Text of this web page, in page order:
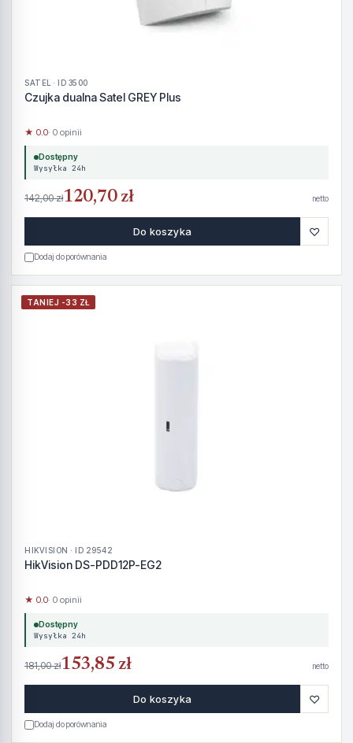
SATEL · ID 3500
Czujka dualna Satel GREY Plus
★ 0.0· 0 opinii
Dostępny
Wysyłka 24h
142,00 zł120,70 zł netto
Do koszyka ♡
Dodaj do porównania
TANIEJ -33 ZŁ
HIKVISION · ID 29542
HikVision DS-PDD12P-EG2
★ 0.0· 0 opinii
Dostępny
Wysyłka 24h
181,00 zł153,85 zł netto
Do koszyka ♡
Dodaj do porównania